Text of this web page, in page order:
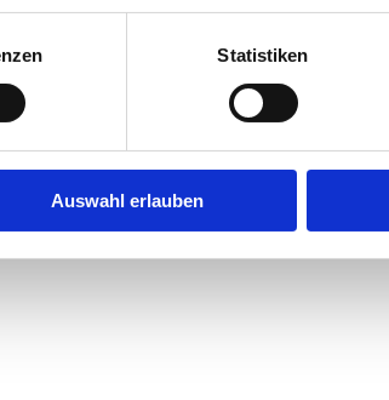
Statistiken
Auswahl erlauben